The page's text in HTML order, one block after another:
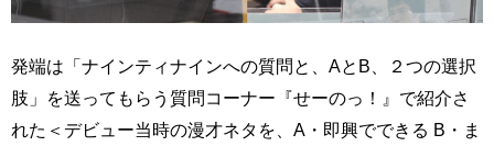
発端は「ナインティナインへの質問と、AとB、２つの選択
肢」を送ってもらう質問コーナー『せーのっ！』で紹介さ
れた＜デビュー当時の漫才ネタを、A・即興でできる B・ま